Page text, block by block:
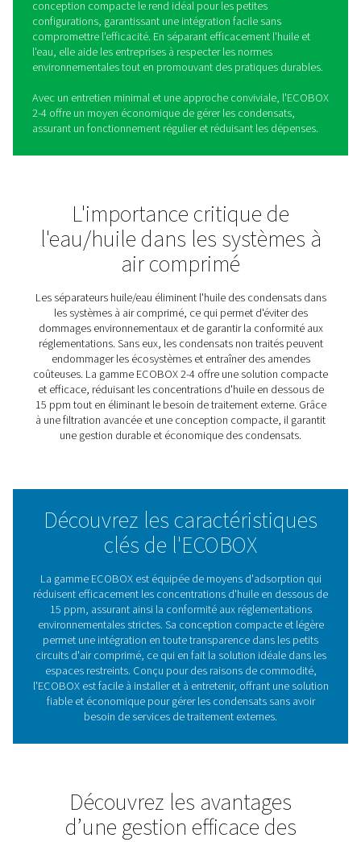
Séparateurs eau/huile
2-4
L'ECOBOX 2-4 simplifie la gestion des condensats en
solution écologique pour les circuits d'air comprimé. Sa
conception compacte le rend idéal pour les petites
configurations, garantissant une intégration facile sans
l'eau, elle aide les entreprises à respecter les normes
environnementales tout en promouvant des pratiques
Avec un entretien minimal et une approche conviviale,
assurant un fonctionnement régulier et réduisant les
L'importance critique de
l'eau/huile dans les
air comprimé
Les séparateurs huile/eau éliminent l'huile des
les systèmes à air comprimé, ce qui permet
dommages environnementaux et de garantir la